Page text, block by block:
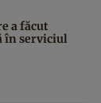
a făcut
în serviciul